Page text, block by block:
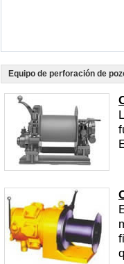
Equipo de perforación de